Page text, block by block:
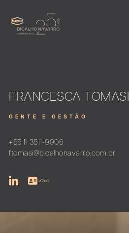
FRANCESCA TOMASI
GENTE E GESTÃO
+55 11 3511-9906
ftomasi@bicalhonavarro.com.br
vCard